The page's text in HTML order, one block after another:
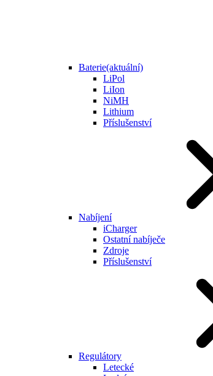
Baterie(aktuální)
LiPol
LiIon
NiMH
Lithium
Příslušenství
Nabíjení
iCharger
Ostatní nabíječe
Zdroje
Příslušenství
Regulátory
Letecké